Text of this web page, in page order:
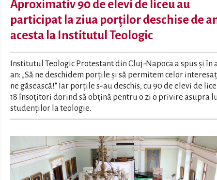
Aproximativ 90 de elevi de liceu au
participat la ziua porților deschise de
acesta la Institutul Teologic
Institutul Teologic Protestant din Cluj-Napoca a spus și în
an: „Să ne deschidem porțile și să permitem celor
ne găsească!" Iar porțile s-au deschis, cu 90 de elevi de
18 însoțitori dorind să obțină pentru o zi o privire asupra
studenților la teologie.